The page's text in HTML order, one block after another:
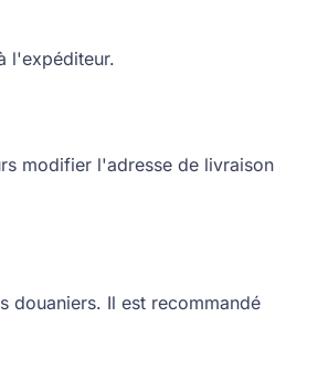
l'expéditeur.
modifier l'adresse de livraison
douaniers. Il est recommandé